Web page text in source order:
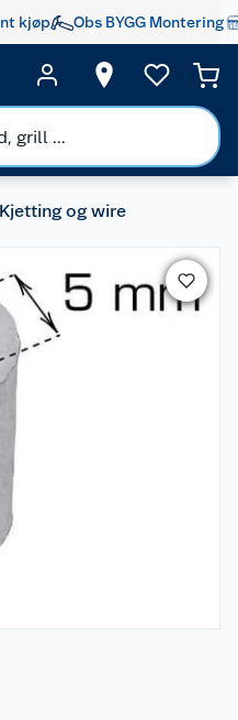
kjøp Obs BYGG Montering
Kjetting og wire